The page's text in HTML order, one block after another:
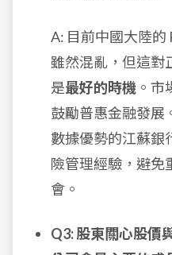
A: 目前中國大陸的
雖然混亂，但這對
是最好的時機 。
鼓勵普惠金融發展
數據優勢的江蘇銀
險管理經驗，避免
會。
Q3: 股東關心股價